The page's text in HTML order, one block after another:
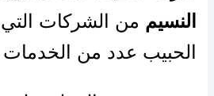
النسيم من الشركات
الحبيب عدد من الخدمات